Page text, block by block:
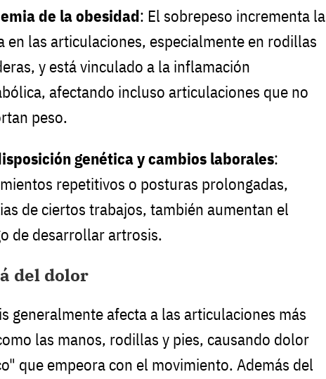
de la obesidad: El sobrepeso incrementa la
en las articulaciones, especialmente en rodillas
y está vinculado a la inflamación
afectando incluso articulaciones que no
peso.
genética y cambios laborales:
repetitivos o posturas prolongadas,
de ciertos trabajos, también aumentan el
de desarrollar artrosis.
del dolor
generalmente afecta a las articulaciones más
las manos, rodillas y pies, causando dolor
que empeora con el movimiento. Además del